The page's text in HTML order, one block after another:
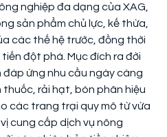
nghiệp đa dạng của XAG,
sản phẩm chủ lực, kế thừa,
các thế hệ trước, đồng thời
đột phá. Mục đích ra đời
đáp ứng nhu cầu ngày càng
rải hạt, bón phân hiệu
các trang trại quy mô từ vừa
cung cấp dịch vụ nông